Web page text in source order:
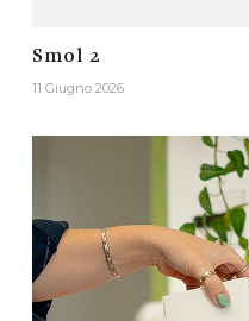
Smol 2
11 Giugno 2026